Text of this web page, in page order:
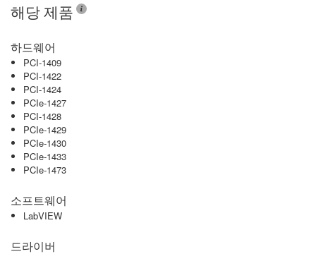
해당 제품
하드웨어
PCI-1409
PCI-1422
PCI-1424
PCIe-1427
PCI-1428
PCIe-1429
PCIe-1430
PCIe-1433
PCIe-1473
소프트웨어
LabVIEW
드라이버